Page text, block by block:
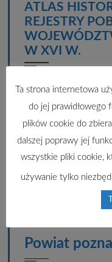
ATLAS
REJESTRY
W XVI W.
Charakter
Zasady
Powiat
Ta strona internetowa
do jej prawidłowego
plików cookie do
dalszej poprawy jej
wszystkie pliki cookie,
używanie tylko